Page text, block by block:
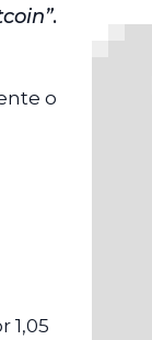
.
o
1,05